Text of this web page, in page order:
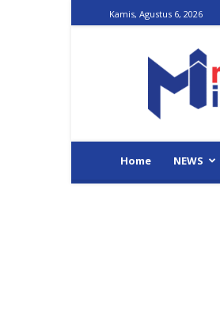
Kamis, Agustus 6, 2026
Home NEWS